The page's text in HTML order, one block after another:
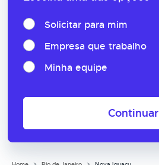
Solicitar para mim
Empresa que trabalho
Minha equipe
Continuar